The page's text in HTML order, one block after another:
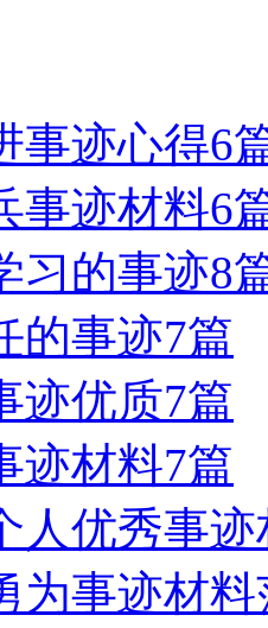
事迹心得6
事迹材料6
习的事迹8
的事迹7篇
迹优质7篇
迹材料7篇
人优秀事
为事迹材料